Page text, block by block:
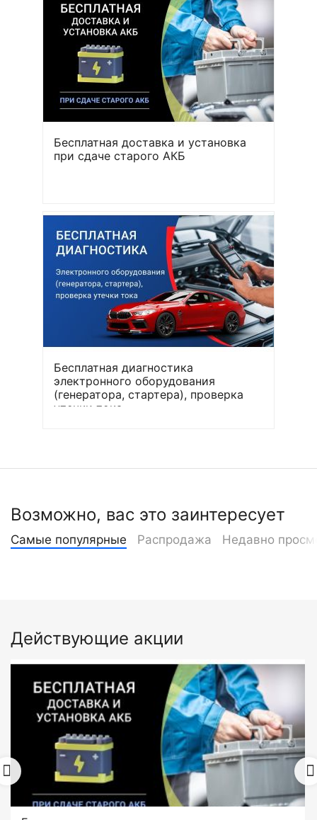
Бесплатная доставка и установка
при сдаче старого АКБ
Бесплатная диагностика
электронного оборудования
(генератора, стартера), проверка
утечки тока
Возможно, вас это заинтересует
Самые популярные Распродажа Недавно
Действующие акции